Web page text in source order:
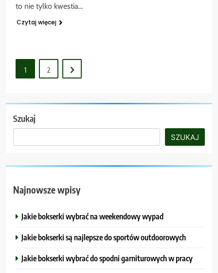
to nie tylko kwestia…
Czytaj więcej
1 2
Szukaj
SZUKAJ
Najnowsze wpisy
Jakie bokserki wybrać na weekendowy wypad
Jakie bokserki są najlepsze do sportów outdoorowych
Jakie bokserki wybrać do spodni garniturowych w pracy